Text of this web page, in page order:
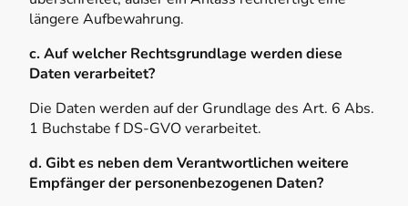
längere Aufbewahrung.
c. Auf welcher Rechtsgrundlage werden diese
Daten verarbeitet?
Die Daten werden auf der Grundlage des Art. 6 Abs.
1 Buchstabe f DS-GVO verarbeitet.
d. Gibt es neben dem Verantwortlichen weitere
Empfänger der personenbezogenen Daten?